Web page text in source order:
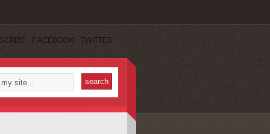
FACEBOOK TWITTER